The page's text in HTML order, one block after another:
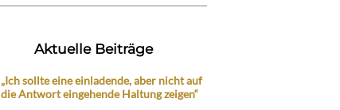
Aktuelle Beiträge
„Ich sollte eine einladende, aber nicht auf
die Antwort eingehende Haltung zeigen“